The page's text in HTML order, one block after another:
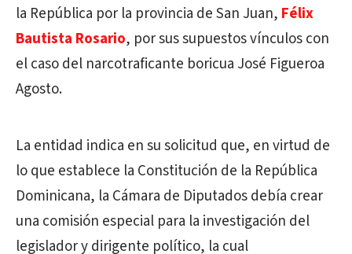
la República por la provincia de San Juan, Félix
Bautista Rosario, por sus supuestos vínculos con
el caso del narcotraficante boricua José Figueroa
Agosto.
La entidad indica en su solicitud que, en virtud de
lo que establece la Constitución de la República
Dominicana, la Cámara de Diputados debía crear
una comisión especial para la investigación del
legislador y dirigente político, la cual